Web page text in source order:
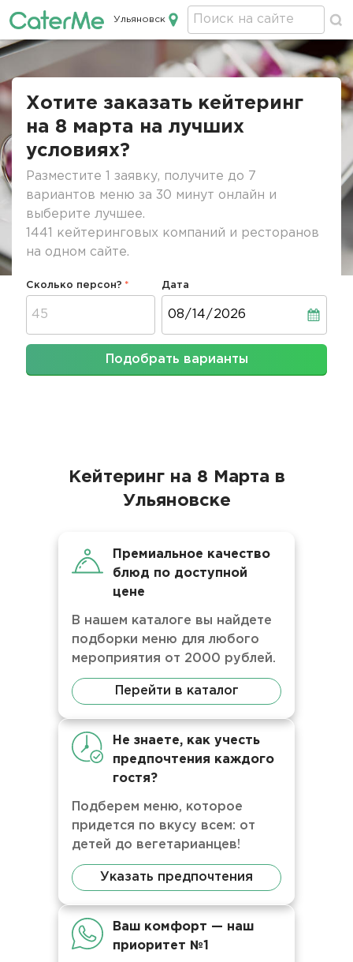
Кейтеринг в Ульяновске
Ульяновск
Строка
Хотите заказать кейтеринг
на 8 марта на лучших
условиях?
Разместите 1 заявку, получите до 7
вариантов меню за 30 минут онлайн и
выберите лучшее.
1441 кейтеринговых компаний и ресторанов
на одном сайте.
Сколько персон? Дата
Подобрать варианты
Кейтеринг на 8 Марта в
Ульяновске
Премиальное качество
блюд по доступной
цене
В нашем каталоге вы найдете
подборки меню для любого
мероприятия от 2000 рублей.
Перейти в каталог
Не знаете, как учесть
предпочтения каждого
гостя?
Подберем меню, которое
придется по вкусу всем: от
детей до вегетарианцев!
Указать предпочтения
Ваш комфорт — наш
приоритет №1